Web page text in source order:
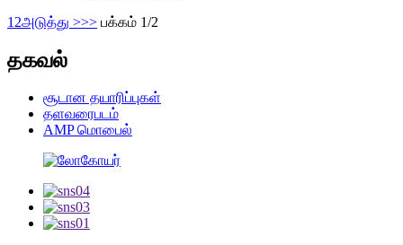
1 2அடுத்து >>> பக்கம் 1/2
தகவல்
சூடான தயாரிப்புகள்
தளவரைபடம்
AMP மொபைல்